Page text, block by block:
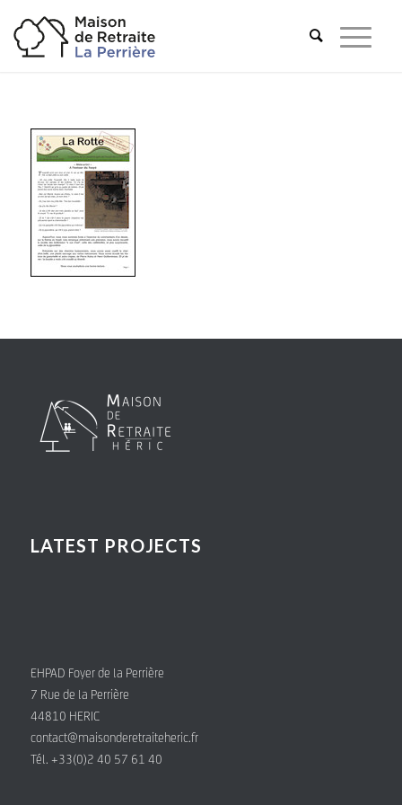
LATEST PROJECTS
EHPAD Foyer de la Perrière
7 Rue de la Perrière
44810 HERIC
contact@maisonderetraiteheric.fr
Tél. +33(0)2 40 57 61 40